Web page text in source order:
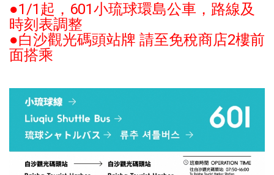
●1/1起，601小琉球環島公車，路線及
時刻表調整
●白沙觀光碼頭站牌 請至免稅商店2樓前
面搭乘